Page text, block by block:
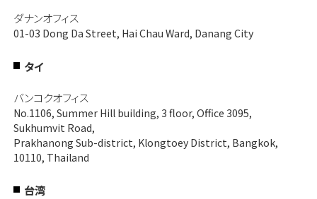
ダナンオフィス
01-03 Dong Da Street, Hai Chau Ward, Danang City
タイ
バンコクオフィス
No.1106, Summer Hill building, 3 floor, Office 3095,
Sukhumvit Road,
Prakhanong Sub-district, Klongtoey District, Bangkok,
10110, Thailand
台湾